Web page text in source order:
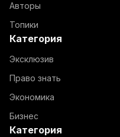
Авторы
Топики
Категория
Эксклюзив
Право знать
Экономика
Бизнес
Категория